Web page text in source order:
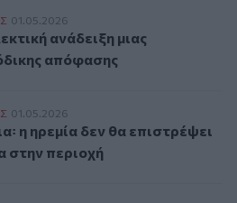
ανάδειξη μιας πρωτόδικης
01.05.2026
ανάδειξη μιας
απόφασης
η ηρεμία δεν θα επιστρέψει
01.05.2026
η ηρεμία δεν θα επιστρέψει
στην περιοχή